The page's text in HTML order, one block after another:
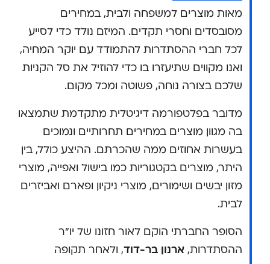
מאות מוצרים למשפחה ולבית, במחירים
מסובסדים וחסרי תקדים. המיזם נולד כדי לסייע
לכל חברי ההסתדרות להתמודד עם יוקר המחיה,
ואנו מקווים שתיעזרו בו כדי להוזיל את סל הקניות
שלכם בצורה נוחה, פשוטה ומכל מקום.
מדובר בפלטפורמה דיגיטלית מתקדמת שתמצאו
בה מגוון מוצרים במחירים תחרותיים ונמוכים
בעשרות אחוזים ממה שהכרתם. ההיצע כולל, בין
היתר, מוצרים בקטגוריות כמו בישול ואפייה, מוצרי
מזון יבשים ושימורים, מוצרי ניקיון ופארם ואביזרים
לבית.
הסופר החברתי הוקם לאור חזונו של יו"ר
ההסתדרות, ארנון בר-דוד, ולאחר תקופה